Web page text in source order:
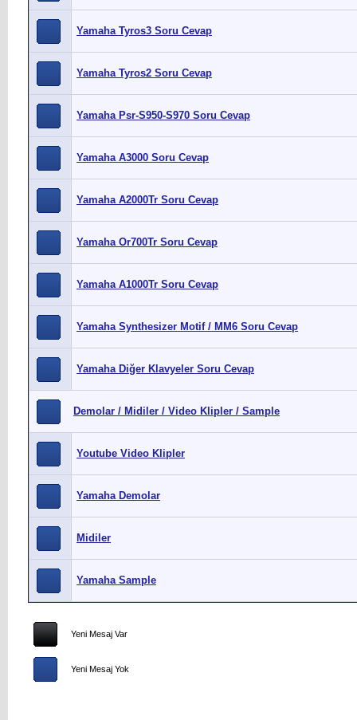
Yamaha Tyros3 Soru Cevap
Yamaha Tyros2 Soru Cevap
Yamaha Psr-S950-S970 Soru Cevap
Yamaha A3000 Soru Cevap
Yamaha A2000Tr Soru Cevap
Yamaha Or700Tr Soru Cevap
Yamaha A1000Tr Soru Cevap
Yamaha Synthesizer Motif / MM6 Soru Cevap
Yamaha Diğer Klavyeler Soru Cevap
Demolar / Midiler / Video Klipler / Sample
Youtube Video Klipler
Yamaha Demolar
Midiler
Yamaha Sample
Yeni Mesaj Var
Yeni Mesaj Yok